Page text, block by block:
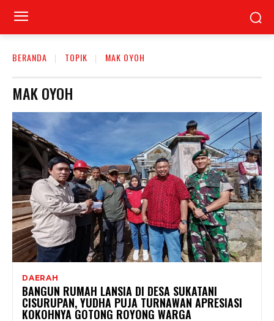
BERANDA TOPIK MAK OYOH
MAK OYOH
DAERAH
BANGUN RUMAH LANSIA DI DESA SUKATANI
CISURUPAN, YUDHA PUJA TURNAWAN APRESIASI
KOKOHNYA GOTONG ROYONG WARGA